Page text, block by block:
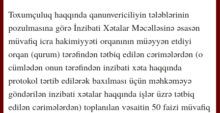
Toxumçuluq haqqında qanunvericiliyin tələblərinin
pozulmasına görə İnzibati Xətalar Məcəlləsinə əsasən
müvafiq icra hakimiyyəti orqanının müəyyən etdiyi
orqan (qurum) tərəfindən tətbiq edilən cərimələrdən (o
cümlədən onun tərəfindən inzibati xəta haqqında
protokol tərtib edilərək baxılması üçün məhkəməyə
göndərilən inzibati xətalar haqqında işlər üzrə tətbiq
edilən cərimələrdən) toplanılan vəsaitin 50 faizi müvafiq